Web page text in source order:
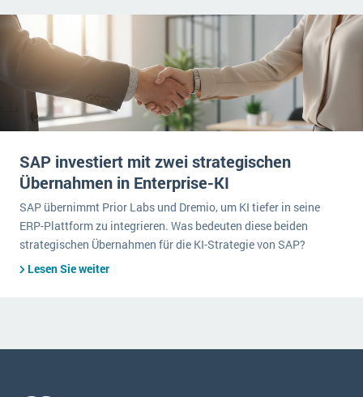
SAP investiert mit zwei strategischen
Übernahmen in Enterprise-KI
SAP übernimmt Prior Labs und Dremio, um KI tiefer in seine
ERP-Plattform zu integrieren. Was bedeuten diese beiden
strategischen Übernahmen für die KI-Strategie von SAP?
Lesen Sie weiter